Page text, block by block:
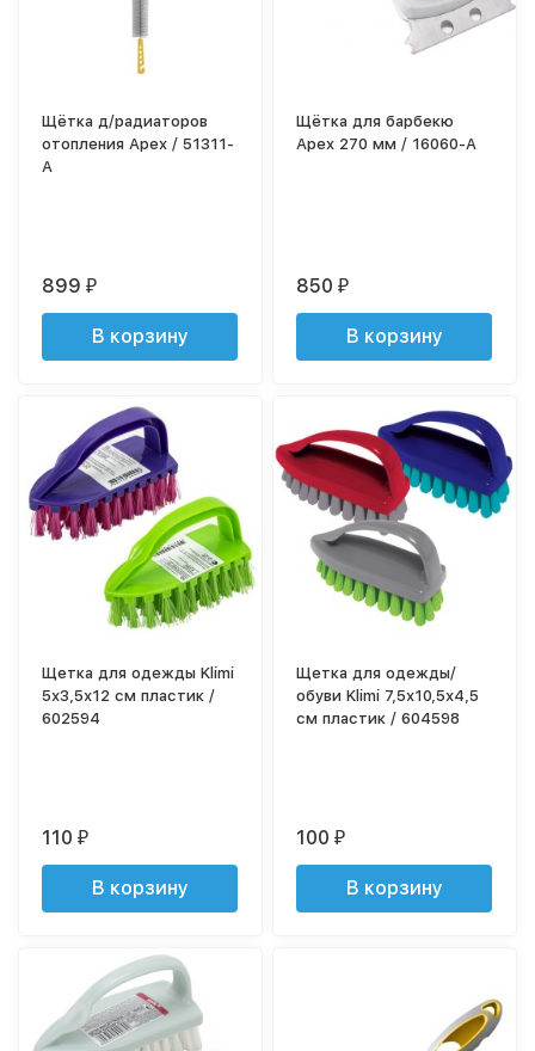
Щётка д/радиаторов
отопления Apex / 51311-
A
899₽
В корзину
Щётка для барбекю
Apex 270 мм / 16060-A
850₽
В корзину
Щетка для одежды Klimi
5х3,5х12 см пластик /
602594
110₽
В корзину
Щетка для одежды/
обуви Klimi 7,5х10,5х4,5
см пластик / 604598
100₽
В корзину